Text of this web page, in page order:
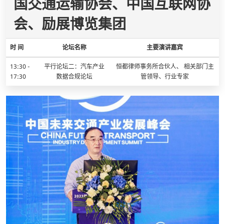
会、励展博览集团
时 间 论坛名称 主要演讲嘉宾
13:30 -
17:30
平行论坛二：汽车产业
数据合规论坛
恒都律师事务所合伙人、 相关部门主
管领导、行业专家